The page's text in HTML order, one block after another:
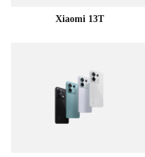
Xiaomi 13T